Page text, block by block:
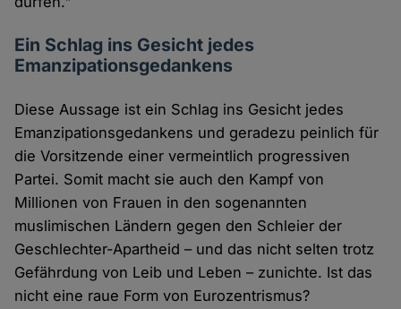
Ein Schlag ins Gesicht jedes
Emanzipationsgedankens
Diese Aussage ist ein Schlag ins Gesicht jedes
Emanzipationsgedankens und geradezu peinlich für
die Vorsitzende einer vermeintlich progressiven
Partei. Somit macht sie auch den Kampf von
Millionen von Frauen in den sogenannten
muslimischen Ländern gegen den Schleier der
Geschlechter-Apartheid – und das nicht selten trotz
Gefährdung von Leib und Leben – zunichte. Ist das
nicht eine raue Form von Eurozentrismus?